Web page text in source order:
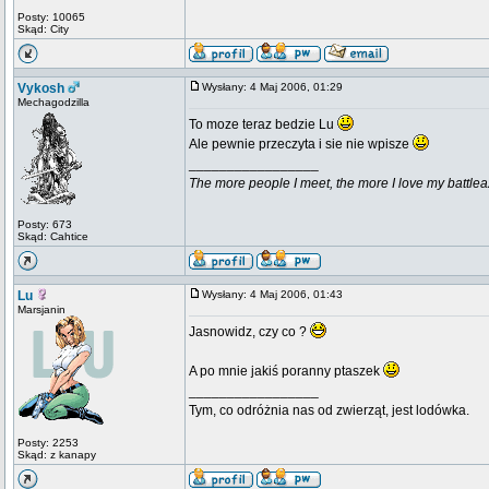
Posty: 10065
Skąd: City
Vykosh
Mechagodzilla
Posty: 673
Skąd: Cahtice
Wysłany: 4 Maj 2006, 01:29
To moze teraz bedzie Lu
Ale pewnie przeczyta i sie nie wpisze
The more people I meet, the more I love my
Lu
Marsjanin
Posty: 2253
Skąd: z kanapy
Wysłany: 4 Maj 2006, 01:43
Jasnowidz, czy co ?
A po mnie jakiś poranny ptaszek
Tym, co odróżnia nas od zwierząt, jest lodówka.